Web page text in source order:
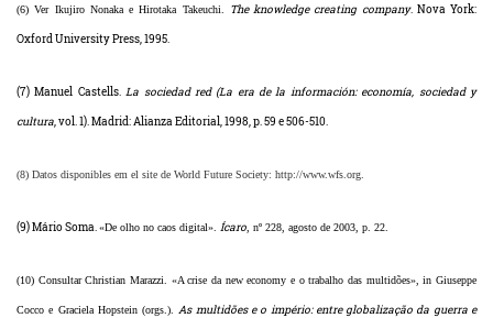
(6) Ver Ikujiro Nonaka e Hirotaka Takeuchi. The knowledge creating company. Nova York:
Oxford University Press, 1995.
(7) Manuel Castells.La sociedad red (La era de la información: economía, sociedad y
cultura, vol. 1). Madrid: Alianza Editorial, 1998, p. 59 e 506-510.
(8) Datos disponibles em el site de World Future Society: http://www.wfs.org.
(9) Mário Soma.«De olho no caos digital». Ícaro , nº 228, agosto de 2003, p. 22.
(10) Consultar Christian Marazzi. «A crise da new economy e o trabalho das multidões», in Giuseppe
Cocco e Graciela Hopstein (orgs.). As multidões e o império: entre globalização da guerra e